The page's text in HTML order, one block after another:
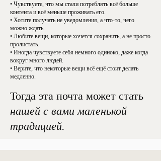
• Чувствуете, что мы стали потреблять всё больше
контента и всё меньше проживать его.
• Хотите получать не уведомления, а что-то, чего
можно ждать.
• Любите вещи, которые хочется сохранить, а не просто
пролистать.
• Иногда чувствуете себя немного одиноко, даже когда
вокруг много людей.
• Верите, что некоторые вещи всё ещё стоит делать
медленно.
Тогда эта почта может стать
нашей с вами маленькой
традицией.